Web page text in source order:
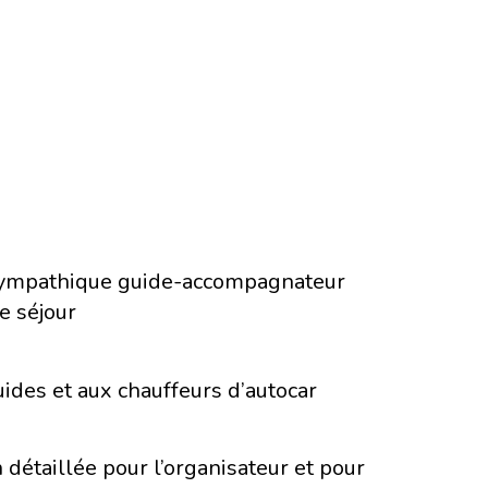
guide-accompagnateur
séjour
et aux chauffeurs d’autocar
pour l’organisateur et pour